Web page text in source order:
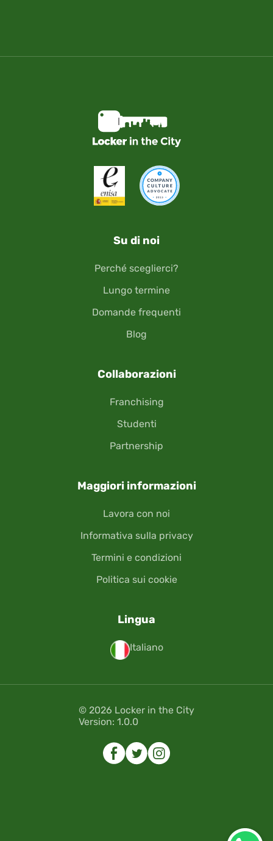
Su di noi
Perché sceglierci?
Lungo termine
Domande frequenti
Blog
Collaborazioni
Franchising
Studenti
Partnership
Maggiori informazioni
Lavora con noi
Informativa sulla privacy
Termini e condizioni
Politica sui cookie
Lingua
Italiano
© 2026 Locker in the City
Version: 1.0.0